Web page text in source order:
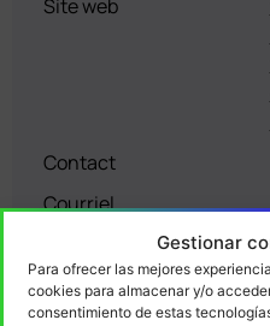
Gestionar
Para ofrecer las mejores
cookies para almacenar y/o
consentimiento de estas
Site web
Contact
Courriel